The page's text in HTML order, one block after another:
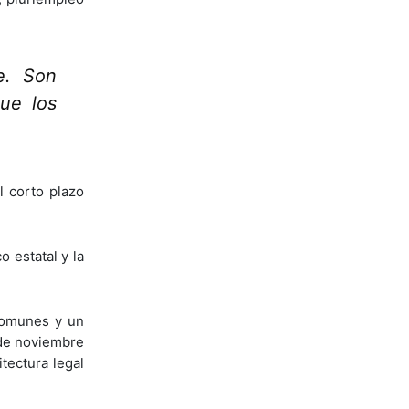
Son
los
corto plazo
estatal y la
y un
noviembre
legal